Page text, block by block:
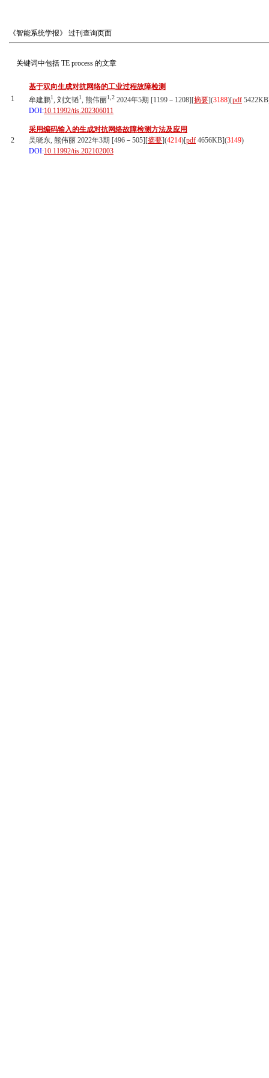
《智能系统学报》 过刊查询页面
关键词中包括 TE process 的文章
1
基于双向生成对抗网络的工业过程故障检测
牟建鹏1, 刘文韬1, 熊伟丽1,2 2024年5期 [1199－1208][摘要](3188)[pdf
DOI:10.11992/tis.202306011
2
采用编码输入的生成对抗网络故障检测方法及应用
吴晓东, 熊伟丽 2022年3期 [496－505][摘要](4214)[pdf 4656KB](3149)
DOI:10.11992/tis.202102003